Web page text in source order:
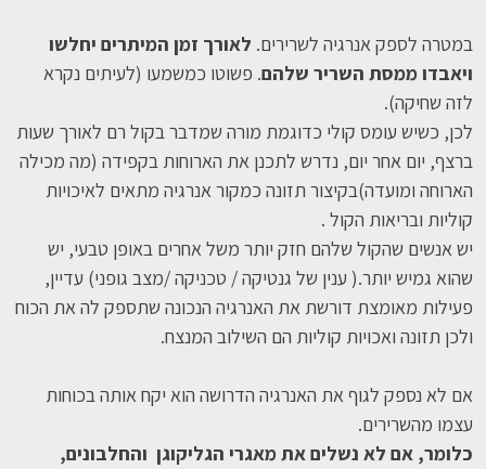
במטרה לספק אנרגיה לשרירים. לאורך זמן המיתרים יחלשו
ויאבדו ממסת השריר שלהם. פשוטו כמשמעו (לעיתים נקרא
לזה שחיקה).
לכן, כשיש עומס קולי כדוגמת מורה שמדבר בקול רם לאורך שעות
ברצף, יום אחר יום, נדרש לתכנן את הארוחות בקפידה (מה מכילה
הארוחה ומועדה)בקיצור תזונה כמקור אנרגיה מתאים לאיכויות
קוליות ובריאות הקול .
יש אנשים שהקול שלהם חזק יותר משל אחרים באופן טבעי, יש
שהוא גמיש יותר.( ענין של גנטיקה / טכניקה /מצב גופני) עדיין,
פעילות מאומצת דורשת את האנרגיה הנכונה שתספק לה את הכוח
ולכן תזונה ואכויות קוליות הם השילוב המנצח.
אם לא נספק לגוף את האנרגיה הדרושה הוא יקח אותה בכוחות
עצמו מהשרירים.
כלומר, אם לא נשלים את מאגרי הגליקוגן והחלבונים,